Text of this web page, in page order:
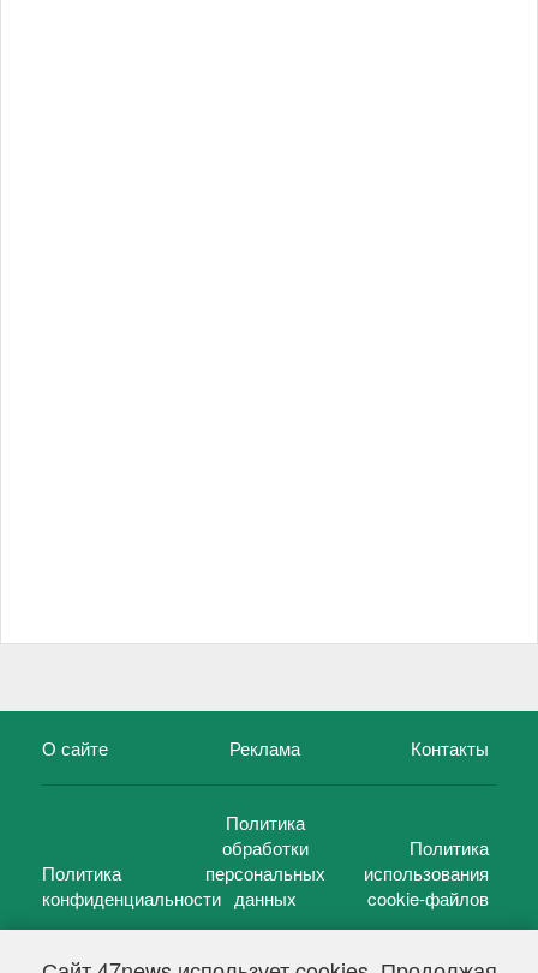
О сайте Реклама Контакты
Политика
конфиденциальности
Политика
обработки
персональных
данных
Политика
использования
cookie-файлов